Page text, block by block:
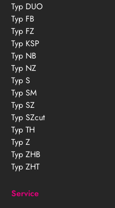
Typ DUO
Typ FB
Typ FZ
Typ KSP
Typ NB
Typ NZ
Typ S
Typ SM
Typ SZ
Typ SZcut
Typ TH
Typ Z
Typ ZHB
Typ ZHT
Service